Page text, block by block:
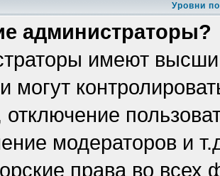
Уровни
администраторы?
имеют
могут
отключение
модераторов и
права во всех